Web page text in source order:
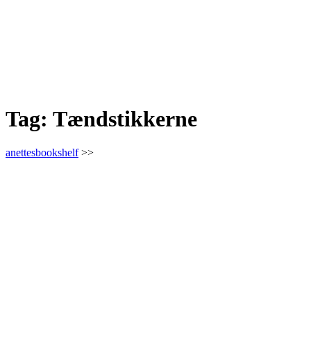
Tag: Tændstikkerne
anettesbookshelf>>